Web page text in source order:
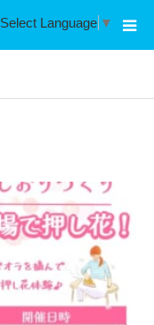
Select Language ▼